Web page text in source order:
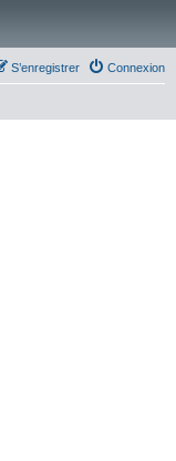
Connexion
S’enregistrer